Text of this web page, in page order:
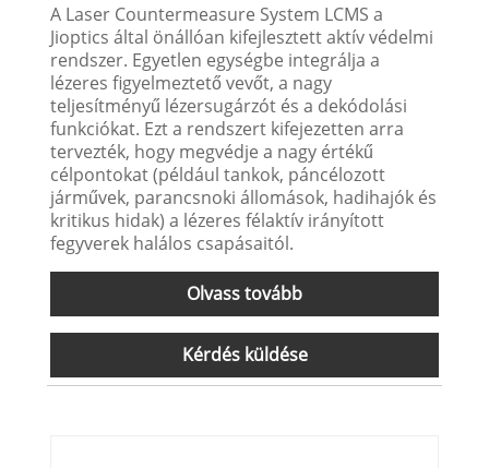
A Laser Countermeasure System LCMS a
Jioptics által önállóan kifejlesztett aktív védelmi
rendszer. Egyetlen egységbe integrálja a
lézeres figyelmeztető vevőt, a nagy
teljesítményű lézersugárzót és a dekódolási
funkciókat. Ezt a rendszert kifejezetten arra
tervezték, hogy megvédje a nagy értékű
célpontokat (például tankok, páncélozott
járművek, parancsnoki állomások, hadihajók és
kritikus hidak) a lézeres félaktív irányított
fegyverek halálos csapásaitól.
Olvass tovább
Kérdés küldése